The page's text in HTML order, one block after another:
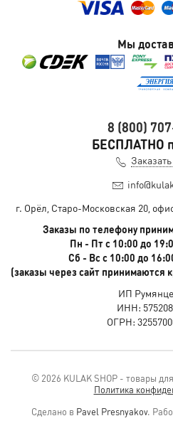
Мы
8 (800)
БЕСПЛАТНО
г. Орёл, Старо-Московская 20,
Заказы по телефону
Пн - Пт с 10:00 до
Сб - Вс с 10:00 до
(заказы через сайт принимаются
ИП
ИНН:
ОГРН:
© 2026 KULAK SHOP - товары
Политика
Сделано в Pavel Presnyakov.